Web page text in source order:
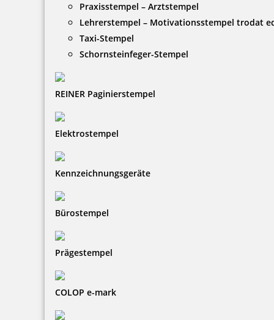
Praxisstempel – Arztstempel
Lehrerstempel – Motivationsstempel trodat
Taxi-Stempel
Schornsteinfeger-Stempel
REINER Paginierstempel
Elektrostempel
Kennzeichnungsgeräte
Bürostempel
Prägestempel
COLOP e-mark